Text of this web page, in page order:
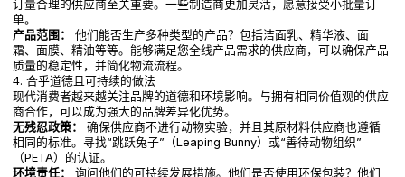
订量合理的供应商至关重要。一些制造商更加灵活，愿意接受小批量订
单。
产品范围：
他们能否生产多种类型的产品？包括洁面乳、精华液、面
霜、面膜、精油等等。能够满足您全线产品需求的供应商，可以确保产品
质量的稳定性，并简化物流流程。
4. 合乎道德且可持续的做法
现代消费者越来越关注品牌的道德和环境影响。与拥有相同价值观的供应
商合作，可以成为强大的品牌差异化优势。
无残忍政策：
确保供应商不进行动物实验，并且其原材料供应商也遵循
相同的标准。寻找“跳跃兔子”（Leaping Bunny）或“善待动物组织”
（PETA）的认证。
环境责任：
询问他们的可持续发展措施。他们是否使用环保包装？他们